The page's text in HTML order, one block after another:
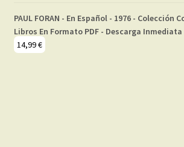
PAUL FORAN - En Español - 1976 - Colección
Libros En Formato PDF - Descarga Inmediata
14,99€